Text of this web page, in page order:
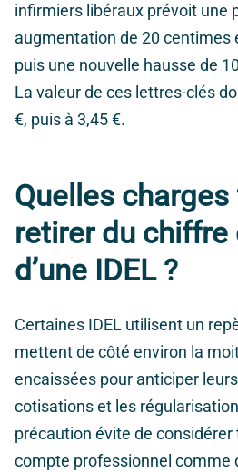
infirmiers libéraux prévoit une
augmentation de 20 centimes
puis une nouvelle hausse de
La valeur de ces lettres-clés
€, puis à 3,45 €.
Quelles charges
retirer du chiffre
d’une IDEL ?
Certaines IDEL utilisent un
mettent de côté environ la
encaissées pour anticiper
cotisations et les
précaution évite de considérer
compte professionnel comme